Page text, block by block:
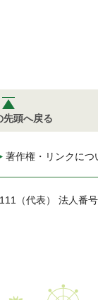
先頭へ戻る
著作権・リンクにつ
（代表） 法人番